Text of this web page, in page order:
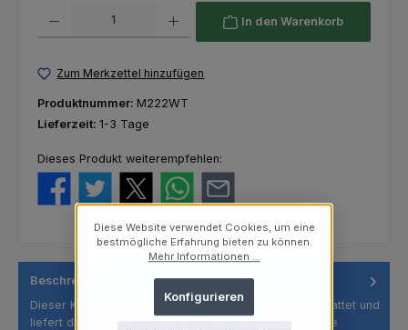
In den Warenkorb
Zum Merkzettel hinzufügen
Produktnummer: M222WT
Lieferzeit: 1-3 Tage
Dieses Produkt weiterempfehlen:
Beschreibung
Dieser Kelch ist mit 4 Stegen und Innenrippen ausgestattet und
liefert die optimale Menge an Prophylaxepaste, um die
Diese Website verwendet Cookies, um eine
bestmögliche Erfahrung bieten zu können.
Mehr Informationen ...
Konfigurieren